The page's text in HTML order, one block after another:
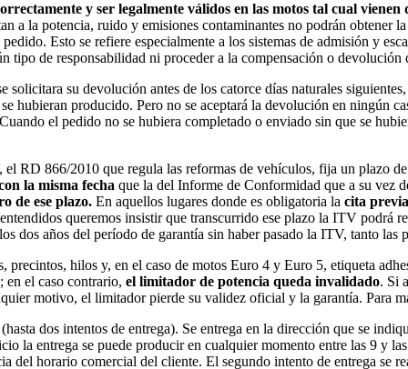
y ser legalmente válidos en las motos tal cual vienen
a la potencia, ruido y emisiones contaminantes no podrán obtener
Esto se refiere especialmente a los sistemas de admisión y
tipo de responsabilidad ni proceder a la compensación o
su devolución antes de los catorce días naturales
hubieran producido. Pero no se aceptará la devolución en ningún
el pedido no se hubiera completado o enviado sin que se
RD 866/2010 que regula las reformas de vehículos, fija un plazo
la misma fecha que la del Informe de Conformidad que a su vez
de ese plazo. En aquellos lugares donde es obligatoria la cita previa
queremos insistir que transcurrido ese plazo la ITV podrá
dos años del período de garantía sin haber pasado la ITV, tanto
hilos y, en el caso de motos Euro 4 y Euro 5, etiqueta
en el caso contrario, el limitador de potencia queda invalidado. Si
motivo, el limitador pierde su validez oficial y la garantía. Para
dos intentos de entrega). Se entrega en la dirección que se
la entrega se puede producir en cualquier momento entre las 9 y
del horario comercial del cliente. El segundo intento de entrega se